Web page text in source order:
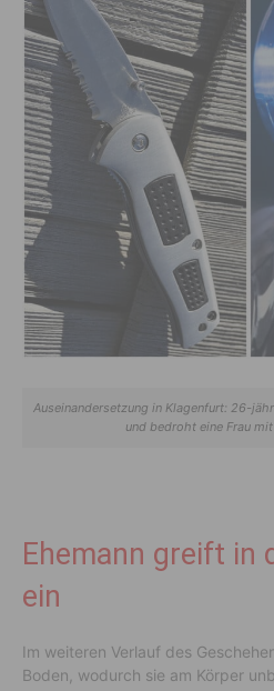
Auseinandersetzung in Klagenfurt: 26-
und bedroht eine Frau
Ehemann greift in
ein
Im weiteren Verlauf des
Boden, wodurch sie am Körper